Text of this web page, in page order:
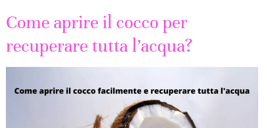
Come aprire il cocco per
recuperare tutta l’acqua?